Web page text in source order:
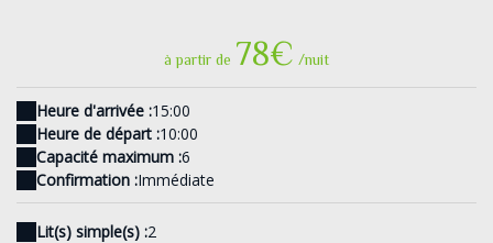
à partir de 78€ /nuit
Heure d'arrivée :15:00
Heure de départ :10:00
Capacité maximum :6
Confirmation :Immédiate
Lit(s) simple(s) :2